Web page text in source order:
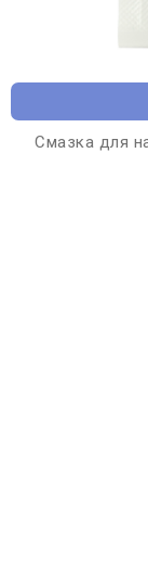
Смазка для